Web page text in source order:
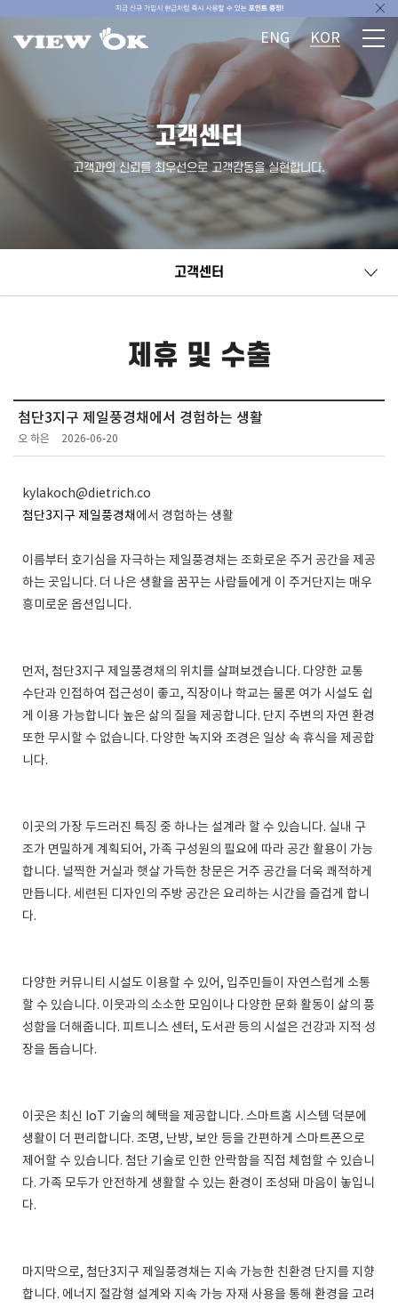
ENG KOR
고객센터
고객과의 신뢰를 최우선으로 고객감동을 실현합니다.
고객센터
제휴 및 수출
첨단3지구 제일풍경채에서 경험하는 생활
오 하은 2026-06-20
kylakoch@dietrich.co
첨단3지구 제일풍경채 에서 경험하는 생활
이름부터 호기심을 자극하는 제일풍경채는 조화로운 주거 공간을 제공
하는 곳입니다. 더 나은 생활을 꿈꾸는 사람들에게 이 주거단지는 매우
흥미로운 옵션입니다.
먼저, 첨단3지구 제일풍경채의 위치를 살펴보겠습니다. 다양한 교통
수단과 인접하여 접근성이 좋고, 직장이나 학교는 물론 여가 시설도 쉽
게 이용 가능합니다 높은 삶의 질을 제공합니다. 단지 주변의 자연 환경
또한 무시할 수 없습니다. 다양한 녹지와 조경은 일상 속 휴식을 제공합
니다.
이곳의 가장 두드러진 특징 중 하나는 설계라 할 수 있습니다. 실내 구
조가 면밀하게 계획되어, 가족 구성원의 필요에 따라 공간 활용이 가능
합니다. 널찍한 거실과 햇살 가득한 창문은 거주 공간을 더욱 쾌적하게
만듭니다. 세련된 디자인의 주방 공간은 요리하는 시간을 즐겁게 합니
다.
다양한 커뮤니티 시설도 이용할 수 있어, 입주민들이 자연스럽게 소통
할 수 있습니다. 이웃과의 소소한 모임이나 다양한 문화 활동이 삶의 풍
성함을 더해줍니다. 피트니스 센터, 도서관 등의 시설은 건강과 지적 성
장을 돕습니다.
이곳은 최신 IoT 기술의 혜택을 제공합니다. 스마트홈 시스템 덕분에
생활이 더 편리합니다. 조명, 난방, 보안 등을 간편하게 스마트폰으로
제어할 수 있습니다. 첨단 기술로 인한 안락함을 직접 체험할 수 있습니
다. 가족 모두가 안전하게 생활할 수 있는 환경이 조성돼 마음이 놓입니
다.
마지막으로, 첨단3지구 제일풍경채는 지속 가능한 친환경 단지를 지향
합니다. 에너지 절감형 설계와 지속 가능 자재 사용을 통해 환경을 고려